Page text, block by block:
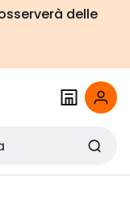
delle